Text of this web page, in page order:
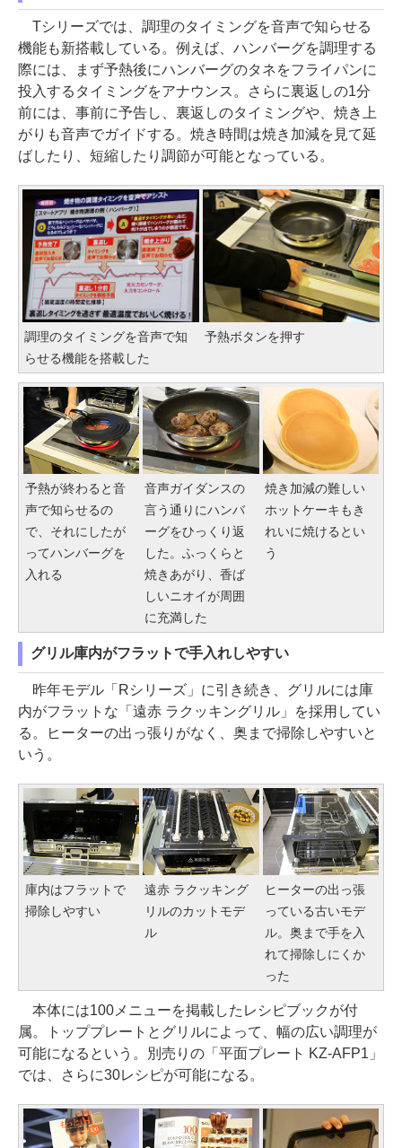
Tシリーズでは、調理のタイミングを音声で知らせる
機能も新搭載している。例えば、ハンバーグを調理する
際には、まず予熱後にハンバーグのタネをフライパンに
投入するタイミングをアナウンス。さらに裏返しの1分
前には、事前に予告し、裏返しのタイミングや、焼き上
がりも音声でガイドする。焼き時間は焼き加減を見て延
ばしたり、短縮したり調節が可能となっている。
調理のタイミングを音声で知
らせる機能を搭載した
予熱ボタンを押す
予熱が終わると音
声で知らせるの
で、それにしたが
ってハンバーグを
入れる
音声ガイダンスの
言う通りにハンバ
ーグをひっくり返
した。ふっくらと
焼きあがり、香ば
しいニオイが周囲
に充満した
焼き加減の難しい
ホットケーキもき
れいに焼けるとい
う
グリル庫内がフラットで手入れしやすい
昨年モデル「Rシリーズ」に引き続き、グリルには庫
内がフラットな「遠赤 ラクッキングリル」を採用してい
る。ヒーターの出っ張りがなく、奥まで掃除しやすいと
いう。
庫内はフラットで
掃除しやすい
遠赤 ラクッキング
リルのカットモデ
ル
ヒーターの出っ張
っている古いモデ
ル。奥まで手を入
れて掃除しにくか
った
本体には100メニューを掲載したレシピブックが付
属。トッププレートとグリルによって、幅の広い調理が
可能になるという。別売りの「平面プレート KZ-AFP1」
では、さらに30レシピが可能になる。